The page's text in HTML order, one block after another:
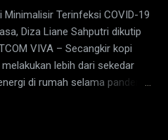
kopi jember,kafe di
nyaman di
ini hari,bisnis coffee shop di
kopi jember,bisnis coffee
Minimalisir Terinfeksi COVID-19
Diza Liane Sahputri dikutip
VIVA – Secangkir kopi
lebih dari sekedar
di rumah selama pandemi.
Health Site, menurut sebuah